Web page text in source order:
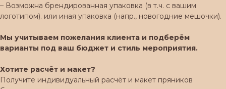
– Возможна брендированная упаковка (в т.ч. с вашим
логотипом). или иная упаковка (напр., новогодние мешочки).
Мы учитываем пожелания клиента и подберём
варианты под ваш бюджет и стиль мероприятия.
Хотите расчёт и макет?
Получите индивидуальный расчёт и макет пряников